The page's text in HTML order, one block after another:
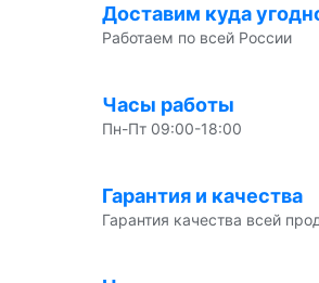
Доставим куда
Работаем по всей России
Часы работы
Пн-Пт 09:00-18:00
Гарантия и качества
Гарантия качества всей